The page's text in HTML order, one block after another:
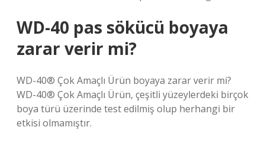
WD-40 pas sökücü boyaya
zarar verir mi?
WD-40® Çok Amaçlı Ürün boyaya zarar verir mi?
WD-40® Çok Amaçlı Ürün, çeşitli yüzeylerdeki birçok
boya türü üzerinde test edilmiş olup herhangi bir
etkisi olmamıştır.